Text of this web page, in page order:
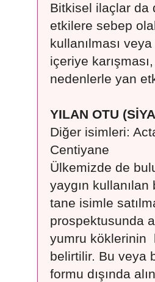
Bitkisel ilaçlar da
etkilere sebep
kullanılması
içeriye
nedenlerle yan
YILAN OTU
Diğer isimleri:
Centiyane
Ülkemizde de
yaygın
tane isimle
prospektusunda
yumru köklerinin
belirtilir. Bu veya
formu dışında